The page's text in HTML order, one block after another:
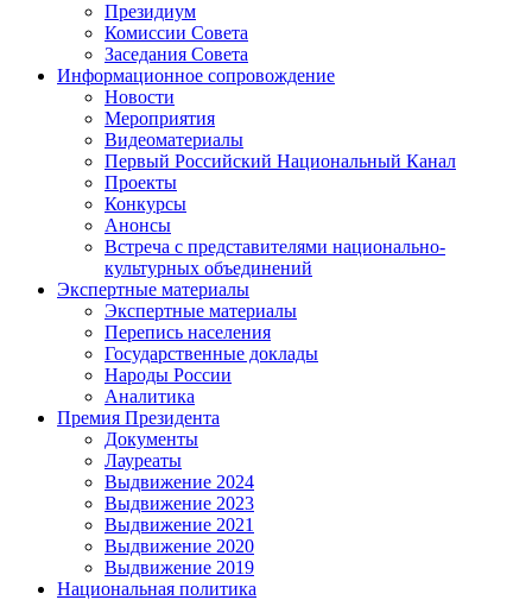
Президиум
Комиссии Совета
Заседания Совета
Информационное сопровождение
Новости
Мероприятия
Видеоматериалы
Первый Российский Национальный Канал
Проекты
Конкурсы
Анонсы
Встреча с представителями национально-
культурных объединений
Экспертные материалы
Экспертные материалы
Перепись населения
Государственные доклады
Народы России
Аналитика
Премия Президента
Документы
Лауреаты
Выдвижение 2024
Выдвижение 2023
Выдвижение 2021
Выдвижение 2020
Выдвижение 2019
Национальная политика